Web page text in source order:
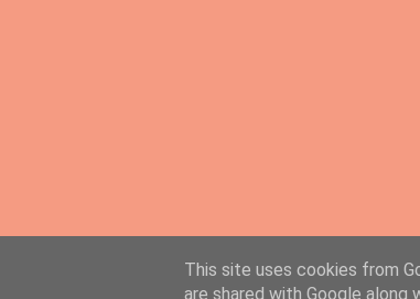
- FREE Website Submission
This site uses cookies from
are shared with Google